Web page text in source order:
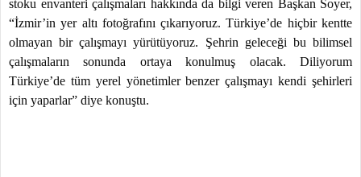
stoku envanteri çalışmaları hakkında da bilgi veren Başkan Soyer,
“İzmir’in yer altı fotoğrafını çıkarıyoruz. Türkiye’de hiçbir kentte
olmayan bir çalışmayı yürütüyoruz. Şehrin geleceği bu bilimsel
çalışmaların sonunda ortaya konulmuş olacak. Diliyorum
Türkiye’de tüm yerel yönetimler benzer çalışmayı kendi şehirleri
için yaparlar” diye konuştu.